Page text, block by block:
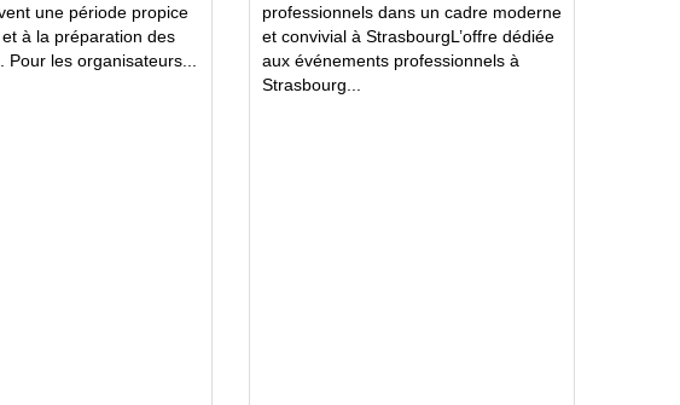
une période propice
à la préparation des
Pour les organisateurs...
professionnels dans un cadre moderne
et convivial à StrasbourgL’offre dédiée
aux événements professionnels à
Strasbourg...